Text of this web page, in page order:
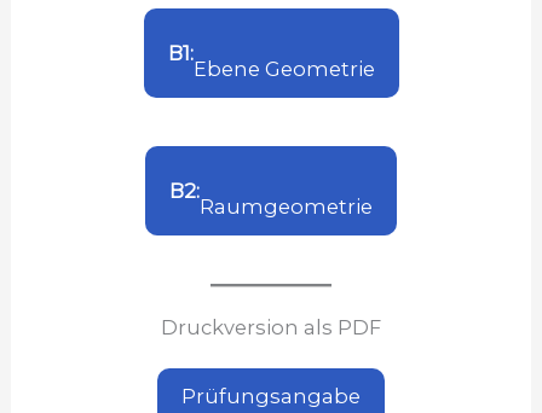
B1:
Ebene Geometrie
B2:
Raumgeometrie
Druckversion als PDF
Prüfungsangabe